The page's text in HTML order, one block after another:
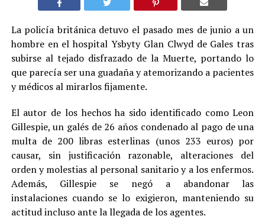
La policía británica detuvo el pasado mes de junio a un
hombre en el hospital Ysbyty Glan Clwyd de Gales tras
subirse al tejado disfrazado de la Muerte, portando lo
que parecía ser una guadaña y atemorizando a pacientes
y médicos al mirarlos fijamente.
El autor de los hechos ha sido identificado como Leon
Gillespie, un galés de 26 años condenado al pago de una
multa de 200 libras esterlinas (unos 233 euros) por
causar, sin justificación razonable, alteraciones del
orden y molestias al personal sanitario y a los enfermos.
Además, Gillespie se negó a abandonar las
instalaciones cuando se lo exigieron, manteniendo su
actitud incluso ante la llegada de los agentes.